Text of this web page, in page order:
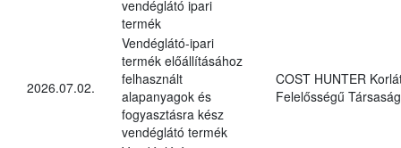
vendéglátó ipari
termék
2026.07.02.
Vendéglátó-ipari
termék előállításához
felhasznált
alapanyagok és
fogyasztásra kész
vendéglátó termék
COST HUNTER
Felelősségű Társaság